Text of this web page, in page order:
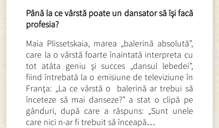
Până la ce vârstă poate un dansator să îşi facă
profesia?
Maia Plissetskaia, marea „balerină absolută”,
care la o vârstă foarte înaintată interpreta cu
tot atâta geniu şi succes „dansul lebedei”,
fiind întrebată la o emisiune de televiziune în
Franţa: „La ce vârstă o balerină ar trebui să
înceteze să mai danseze?” a stat o clipă pe
gânduri, după care a răspuns: „Sunt unele
care nici n-ar fi trebuit să înceapă…